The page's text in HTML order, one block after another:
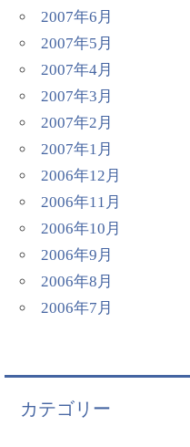
2007年6月
2007年5月
2007年4月
2007年3月
2007年2月
2007年1月
2006年12月
2006年11月
2006年10月
2006年9月
2006年8月
2006年7月
カテゴリー